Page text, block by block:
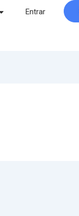
Entrar